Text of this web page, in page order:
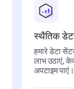
स्थैतिक
हमारे डेटा
लाभ उठाएं,
अपटाइम पाएं।